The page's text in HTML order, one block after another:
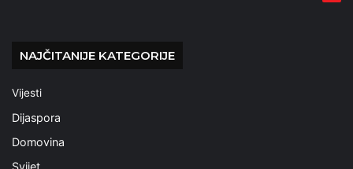
NAJČITANIJE KATEGORIJE
Vijesti
Dijaspora
Domovina
Svijet